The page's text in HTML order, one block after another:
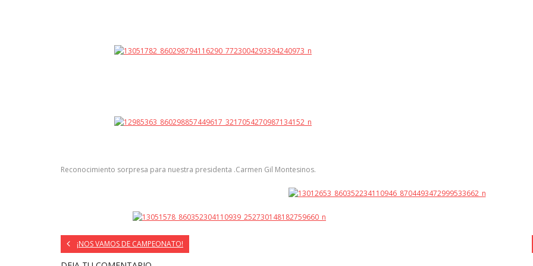
Reconocimiento sorpresa para nuestra presidenta .Carmen Gil Montesinos.
¡NOS VAMOS DE CAMPEONATO!